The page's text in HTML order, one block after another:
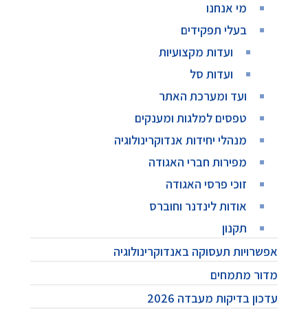
מי אנחנו
בעלי תפקידים
ועדות מקצועיות
ועדות סל
ועד ומערכת האתר
טפסים למלגות ומענקים
מנהלי יחידות אנדוקרינולוגיה
מפירות חברי האגודה
זוכי פרסי האגודה
אודות לינדנר וחוברס
תקנון
אפשרויות תעסוקה באנדוקרינולוגיה
מדור מתמחים
עדכון בדיקות מעבדה 2026